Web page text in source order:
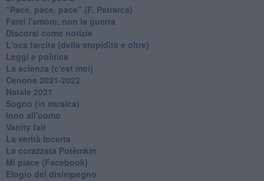
​“Pace, pace, pace” (F. Petrarca)
Farei l'amore, non la guerra
Discorsi come notizie
L'oca farcita (della stupidità e oltre)
Leggi e politica
La scienza (c'est moi)
Cenone 2021-2022
Natale 2021
Sogno (in musica)
Inno all'uomo
Vanity fair
La verità incerta
La corazzata Potëmkin
Mi piace (Facebook)
Elogio del disimpegno